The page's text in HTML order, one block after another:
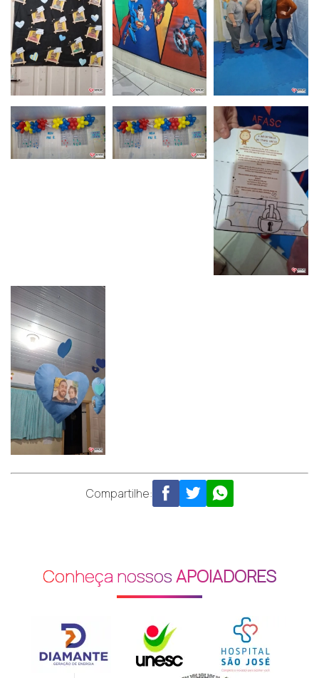
Compartilhe:
Conheça nossosAPOIADORES